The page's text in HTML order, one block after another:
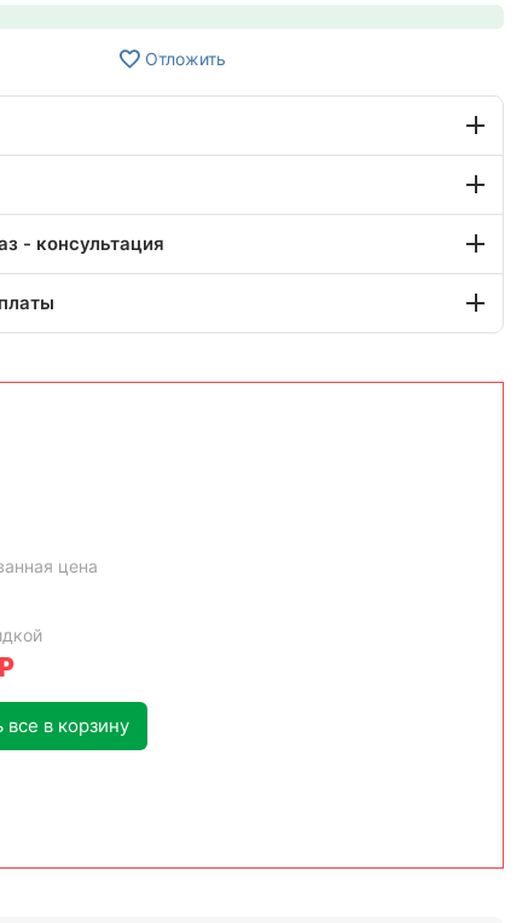
Отложить
- консультация
цена
Р
все в корзину